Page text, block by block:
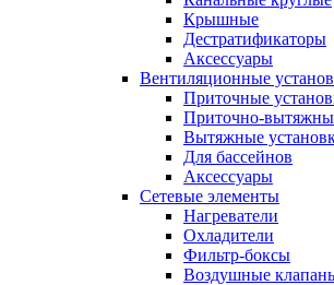
Крышные
Дестратификаторы
Аксессуары
Вентиляционные
Приточные
Приточно-
Вытяжные
Для бассейнов
Аксессуары
Сетевые элементы
Нагреватели
Охладители
Фильтр-боксы
Воздушные